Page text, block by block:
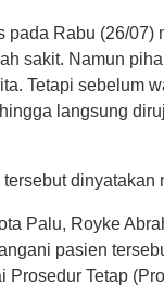
pada Rabu (26/07)
sakit. Namun
Tetapi sebelum
langsung
dinyatakan
Palu, Royke
pasien
Tetap